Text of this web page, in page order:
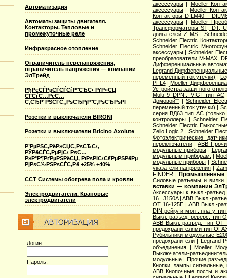
Автоматизация
Автоматы защиты двигателя.
Контакторы. Тепловые и
промежуточные реле
Инфракрасное отопление
Ограничитель перенапряжения,
ограничитель напряжения — компании
ЭлТрейд
РђРєСЃРµСЃСЃСѓР°СЂС‹ РґР»СЏ
СЃСѓС…РёС…
С‚СЂР°РЅСЃС„РѕСЂРјР°С‚РѕСЂРѕРІ
Розетки и выключатели BIRONI
Розетки и выключатели Bticino Axolute
Р’РµРЅС‚РёР»СЏС‚РѕСЂС‹,
РЎРёСЃС‚РµРјС‹ РѕС…
Р»Р°Р¶РґРµРЅРёСЏ, РїРѕРІС‹С€РµРЅРёРµ
РјРѕС‰РЅРѕСЃС‚Рё +25% +40%
ССТ Системы обогрева пола и кровли
Электродвигатели. Крановые
электродвигатели
Логин:
Пароль:
аксессуары| Moeller
аксессуары|Moeller
Контакторы DILM40 -
аксессуары|Moeller
Трансформаторы ST, DT,
двигателей Z-MS|
Schneider Electric
Schneider Electric
аксессуары|Schneider
преобразователи M-MAX,
Дифференциальные
Legrand
переменный ток утечки) |
PFL4|Moeller
Устройства защитного
Multi 9 DPN.. VIGI тип AС
Домовой""|Schneider
переменный ток утечки) |
серия ВД63 тип АС (только
контроллеры| Schneider
Schneider Electric
Zelio Logic 2 | Schneider
Фотоэлектрические датчики
переключатели|ABB
модульные приборы|
модульным приборам.
|
модульные приборы |
указатели напряжения |
FINDER|Промышленные
Cиловые разъемы и вилки
вставки — компании
Аксессуары к выкл.-
16...3150A|ABB Выкл.-
OT 16-125E| ABB Выкл.-
DIN-рейку и монт. плату
Выкл.-разъед. реверс. тип
ABB Выкл.-разъед. тип OT
предохранителями тип
Рубильники модульные
предохранители| Legrand
объединения|Moeller
Выключатели-
модульные|Прочие
Кнопки, лампы сигнальные,
ABB Кнопочные посты и